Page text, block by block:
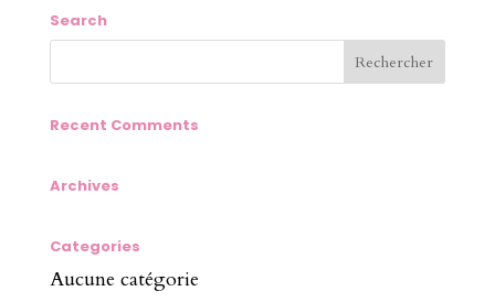
Search
Recent Comments
Archives
Categories
Aucune catégorie